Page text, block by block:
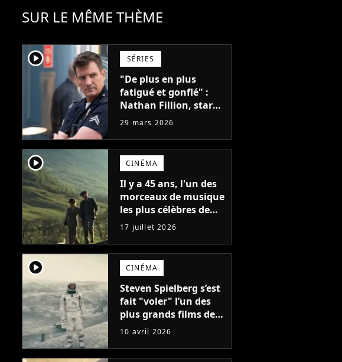
SUR LE MÊME THÈME
player2 SÉRIES
"De plus en plus
fatigué et gonflé" :
Nathan Fillion, star
de The Rookie, a lutté
un rôle qui le
détruisait de plus en
plus
29 mars 2026
player2 CINÉMA
Il y a 45 ans, l'un des
morceaux de musique
les plus célèbres de
l'histoire du cinéma
était créé : la mélodie
est aujourd'hui plus
célèbre que le film
pour lequel elle a été
composée
17 juillet 2026
player2 CINÉMA
Steven Spielberg s’est
fait "voler" l’un des
plus grands films de
science-fiction de
confession sur le chef-
10 avril 2026